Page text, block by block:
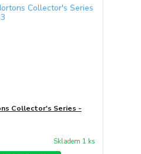
Collector's Series -
Skladem 1 ks